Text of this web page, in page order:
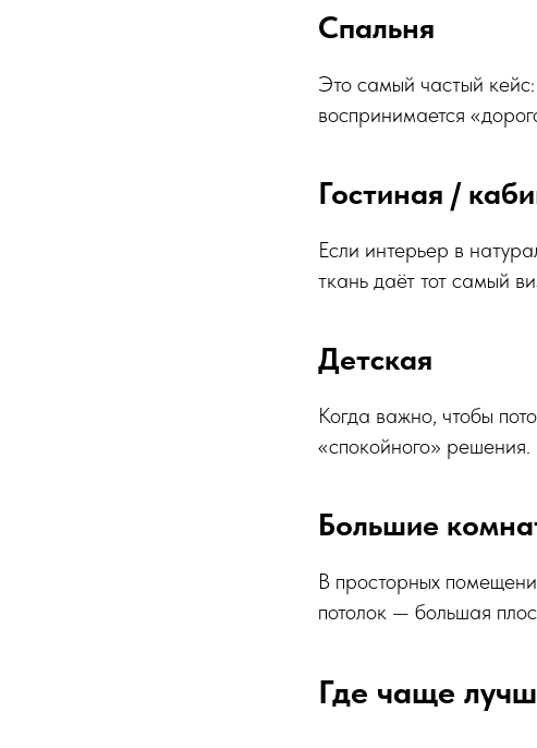
Спальня
Это самый частый
воспринимается
Гостиная /
Если интерьер в
ткань даёт тот самый
Детская
Когда важно, чтобы
«спокойного» решения.
Большие
В просторных
потолок — большая
Где чаще